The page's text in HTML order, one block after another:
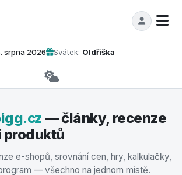
srpna 2026 Svátek: Oldřiška
— články, recenze
produktů
e-shopů, srovnání cen, hry, kalkulačky,
— všechno na jednom místě.
bez realitky
za krokem a ušetříte